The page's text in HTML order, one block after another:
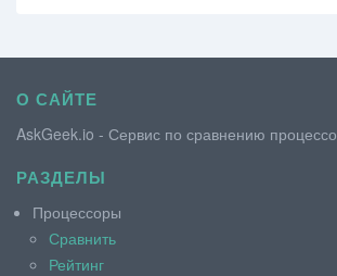
О САЙТЕ
AskGeek.io - Сервис по сравнению
РАЗДЕЛЫ
Процессоры
Сравнить
Рейтинг